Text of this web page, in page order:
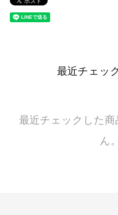
最近チェッ
最近チェックした
ん。